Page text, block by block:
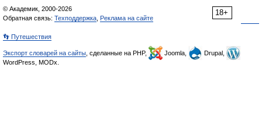
18+
© Академик, 2000-2026
Обратная связь: Техподдержка Реклама на сайте
👣 Путешествия
Экспорт словарей на сайты , сделанные на PHP, Joomla,
Drupal,
WordPress, MODx.